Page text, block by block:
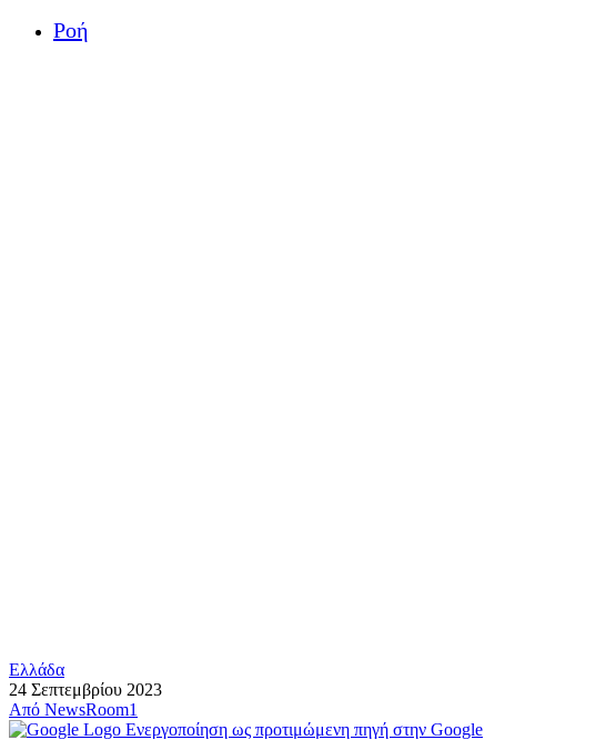
Ροή
Ελλάδα
24 Σεπτεμβρίου 2023
Από NewsRoom1
Ενεργοποίηση ως προτιμώμενη πηγή στην Google